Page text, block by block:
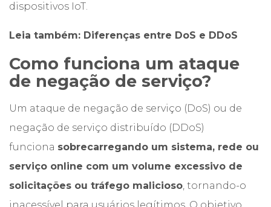
dispositivos IoT.
Leia também: Diferenças entre DoS e DDoS
Como funciona um ataque
de negação de serviço?
Um ataque de negação de serviço (DoS) ou de
negação de serviço distribuído (DDoS)
funciona sobrecarregando um sistema, rede ou
serviço online com um volume excessivo de
solicitações ou tráfego malicioso, tornando-o